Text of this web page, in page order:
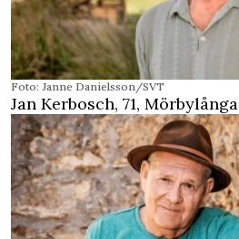
Foto: Janne Danielsson/SVT
Jan Kerbosch, 71, Mörbylånga